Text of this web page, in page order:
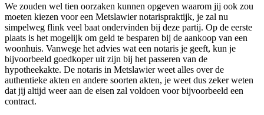
We zouden wel tien oorzaken kunnen opgeven waarom jij ook zou
moeten kiezen voor een Metslawier notarispraktijk, je zal nu
simpelweg flink veel baat ondervinden bij deze partij. Op de eerste
plaats is het mogelijk om geld te besparen bij de aankoop van een
woonhuis. Vanwege het advies wat een notaris je geeft, kun je
bijvoorbeeld goedkoper uit zijn bij het passeren van de
hypotheekakte. De notaris in Metslawier weet alles over de
authentieke akten en andere soorten akten, je weet dus zeker weten
dat jij altijd weer aan de eisen zal voldoen voor bijvoorbeeld een
contract.